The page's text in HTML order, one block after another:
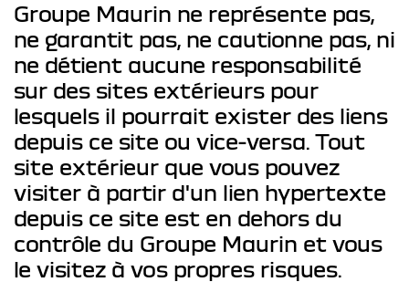
Groupe Maurin ne représente pas,
ne garantit pas, ne cautionne pas, ni
ne détient aucune responsabilité
sur des sites extérieurs pour
lesquels il pourrait exister des liens
depuis ce site ou vice-versa. Tout
site extérieur que vous pouvez
visiter à partir d'un lien hypertexte
depuis ce site est en dehors du
contrôle du Groupe Maurin et vous
le visitez à vos propres risques.